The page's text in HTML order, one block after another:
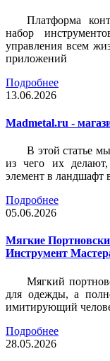
Платформа
набор
управления всем
приложений
Подробнее
13.06.2026
Madmetal.ru -
В этой статье
из чего их
элемент в ландшафт
Подробнее
05.06.2026
Мягкие
Инструмент
Мягкий
для одежды, а
имитирующий
Подробнее
28.05.2026